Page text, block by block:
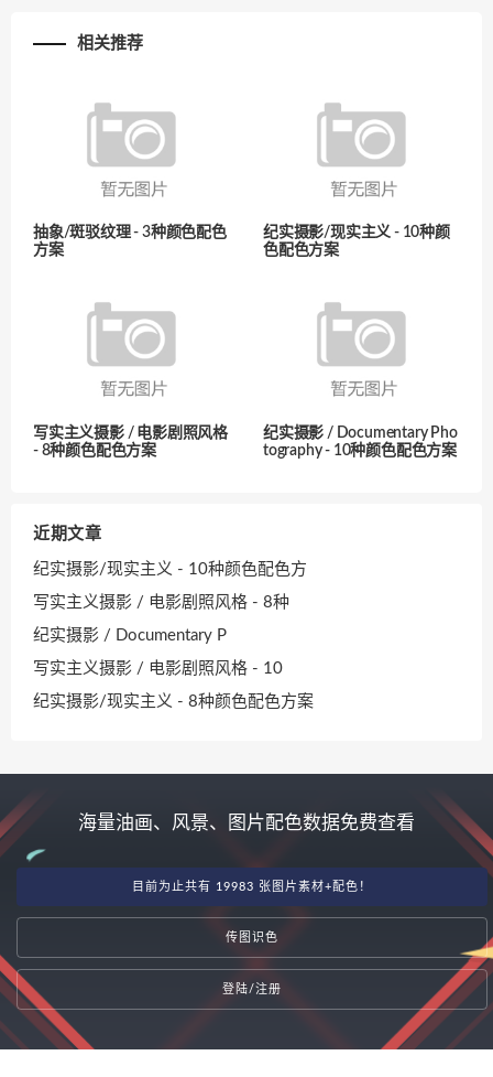
相关推荐
抽象/斑驳纹理 - 3种颜色配色
方案
纪实摄影/现实主义 - 10种颜
色配色方案
写实主义摄影 / 电影剧照风格
- 8种颜色配色方案
纪实摄影 / Documentary Pho
tography - 10种颜色配色方案
近期文章
纪实摄影/现实主义 - 10种颜色配色方
写实主义摄影 / 电影剧照风格 - 8种
纪实摄影 / Documentary P
写实主义摄影 / 电影剧照风格 - 10
纪实摄影/现实主义 - 8种颜色配色方案
海量油画、风景、图片配色数据免费查看
目前为止共有 19983 张图片素材+配色！
传图识色
登陆/注册